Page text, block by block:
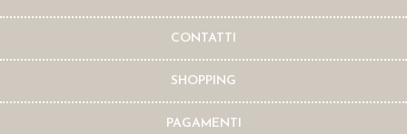
CONTATTI
SHOPPING
PAGAMENTI